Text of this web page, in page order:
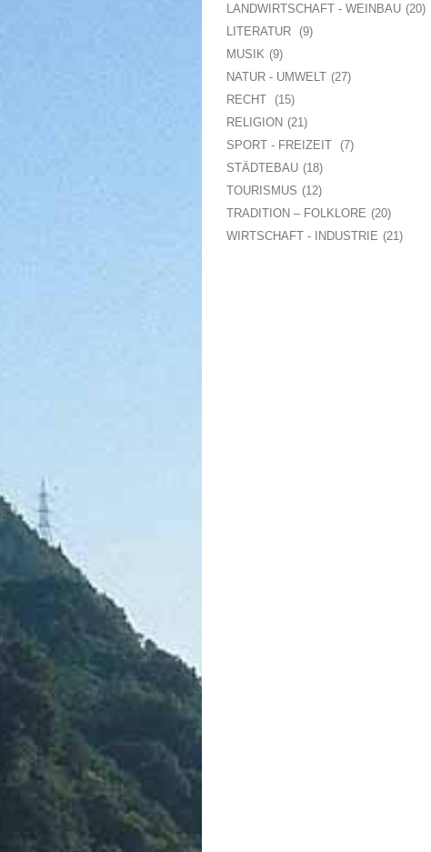
LANDWIRTSCHAFT - WEINBAU 20
LITERATUR
9
MUSIK 9
NATUR - UMWELT 27
RECHT
15
RELIGION
21
SPORT - FREIZEIT
7
STÄDTEBAU 18
TOURISMUS
12
TRADITION – FOLKLORE
20
WIRTSCHAFT - INDUSTRIE
21